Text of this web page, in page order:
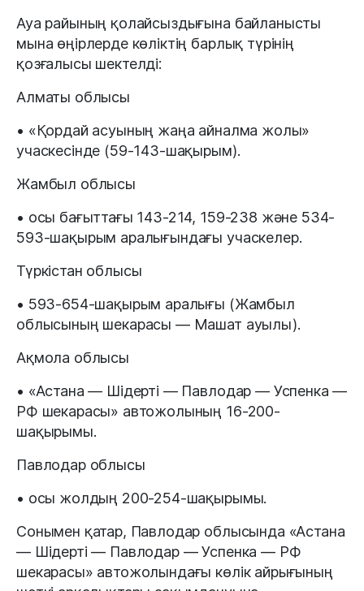
Ауа райының қолайсыздығына байланысты
мына өңірлерде көліктің барлық түрінің
қозғалысы шектелді:
Алматы облысы
• «Қордай асуының жаңа айналма жолы»
учаскесінде (59-143-шақырым).
Жамбыл облысы
• осы бағыттағы 143-214, 159-238 және 534-
593-шақырым аралығындағы учаскелер.
Түркістан облысы
• 593-654-шақырым аралығы (Жамбыл
облысының шекарасы — Машат ауылы).
Ақмола облысы
• «Астана — Шідерті — Павлодар — Успенка —
РФ шекарасы» автожолының 16-200-
шақырымы.
Павлодар облысы
• осы жолдың 200-254-шақырымы.
Сонымен қатар, Павлодар облысында «Астана
— Шідерті — Павлодар — Успенка — РФ
шекарасы» автожолындағы көлік айрығының